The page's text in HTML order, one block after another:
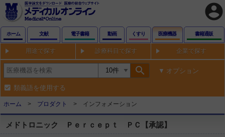
account_circle
ホーム 文献 電子書籍 動画 くすり 医療機器 書籍通販
用途で探す 診療科目で探す 企業で探す
search オプション
類義語を使用する
ホーム プロダクト インフォメーション
メドトロニック Ｐｅｒｃｅｐｔ ＰＣ【承認】